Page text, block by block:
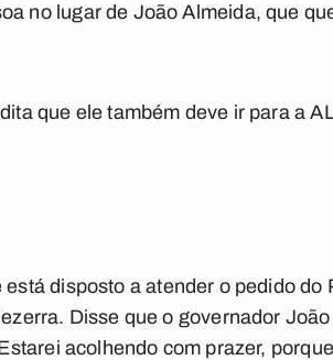
no lugar de João Almeida, que
que ele também deve ir para a
está disposto a atender o pedido do
Disse que o governador
acolhendo com prazer,